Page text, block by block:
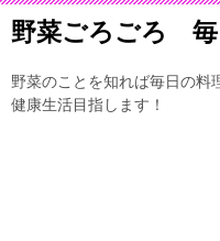
野菜ごろごろ
野菜のことを知れば毎日の料
健康生活目指します！